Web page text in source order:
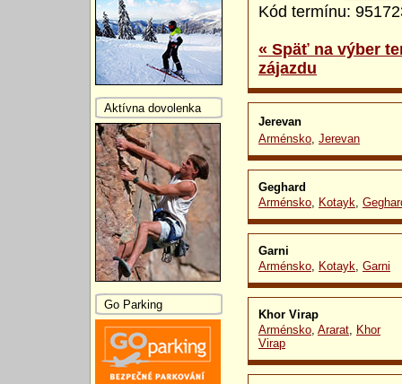
Kód termínu:
« Späť na výber
zájazdu
Jerevan
Arménsko, Jerevan
Geghard
Arménsko, Kotayk,
Garni
Arménsko, Kotayk, Garni
Khor Virap
Arménsko, Ararat, Khor
Virap
Aktívna dovolenka
Go Parking